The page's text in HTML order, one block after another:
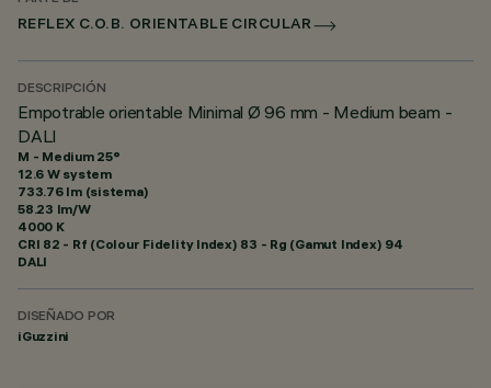
REFLEX C.O.B. ORIENTABLE CIRCULAR
DESCRIPCIÓN
Empotrable orientable Minimal Ø 96 mm - Medium beam -
DALI
M - Medium 25°
12.6 W system
733.76 lm (sistema)
58.23 lm/W
4000 K
CRI 82 - Rf (Colour Fidelity Index) 83 - Rg (Gamut Index) 94
DALI
DISEÑADO POR
iGuzzini